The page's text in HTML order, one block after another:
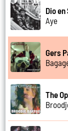
Dio en
Aye
Gers
The